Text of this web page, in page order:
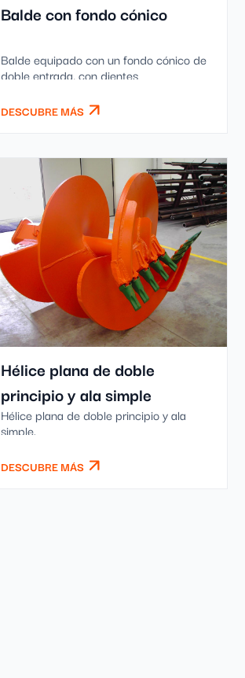
Balde con fondo cónico
Balde equipado con un fondo cónico de
doble entrada, con dientes
DESCUBRE MÁS
Hélice plana de doble
principio y ala simple
Hélice plana de doble principio y ala
simple.
DESCUBRE MÁS